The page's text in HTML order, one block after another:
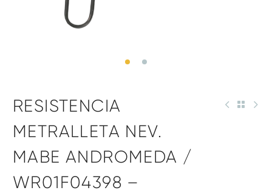
RESISTENCIA
METRALLETA NEV.
MABE ANDROMEDA /
WR01F04398 –